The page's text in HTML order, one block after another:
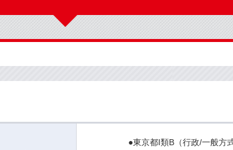
●東京都I類B（行政/一般方式